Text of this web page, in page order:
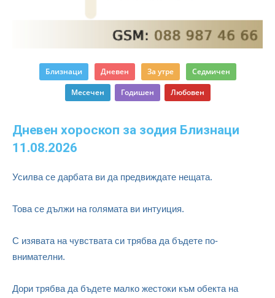
Близнаци Дневен За утре
Седмичен
Месечен
Годишен Любовен
Дневен хороскоп за зодия Близнаци
11.08.2026
Усилва се дарбата ви да предвиждате нещата.
Това се дължи на голямата ви интуиция.
С изявата на чувствата си трябва да бъдете по-
внимателни.
Дори трябва да бъдете малко жестоки към обекта на